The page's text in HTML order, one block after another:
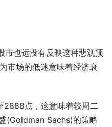
市也远没有反映这种悲观预
市场的低迷意味着经济衰
2888点，这意味着较周二
(Goldman Sachs)的策略